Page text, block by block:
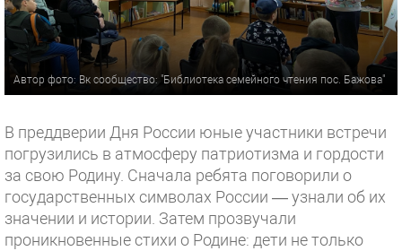
Автор фото: Вк сообщество: "Библиотека семейного чтения пос. Бажова"
В преддверии Дня России юные участники встречи
погрузились в атмосферу патриотизма и гордости
за свою Родину. Сначала ребята поговорили о
государственных символах России — узнали об их
значении и истории. Затем прозвучали
проникновенные стихи о Родине: дети не только